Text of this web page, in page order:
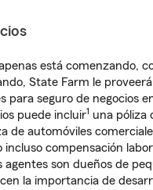
está comenzando,
State Farm le
para seguro de negocios
puede incluir1 una póliza
de automóviles
incluso compensación
son dueños de
la importancia de